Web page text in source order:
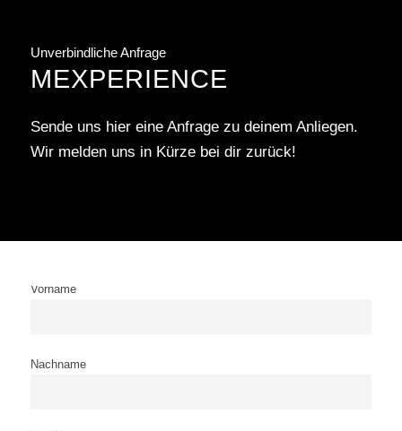
Unverbindliche Anfrage
MEXPERIENCE
Sende uns hier eine Anfrage zu deinem Anliegen.
Wir melden uns in Kürze bei dir zurück!
Vorname
Nachname